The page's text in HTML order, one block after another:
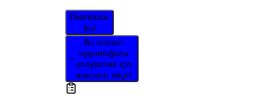
Distribütör
bul
Bu ürünün
uygunluğunu
onaylamak için
aracınızı seçin